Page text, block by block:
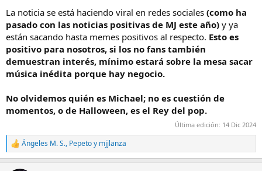
La noticia se está haciendo viral en redes sociales (como ha
pasado con las noticias positivas de MJ este año) y ya
están sacando hasta memes positivos al respecto. Esto es
positivo para nosotros, si los no fans también
demuestran interés, mínimo estará sobre la mesa sacar
música inédita porque hay negocio.
No olvidemos quién es Michael; no es cuestión de
momentos, o de Halloween, es el Rey del pop.
Última edición: 14 Dic 2024
R
e
Ángeles M. S., Pepetoy mjjlanza